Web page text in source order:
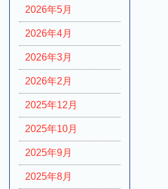
2026年5月
2026年4月
2026年3月
2026年2月
2025年12月
2025年10月
2025年9月
2025年8月